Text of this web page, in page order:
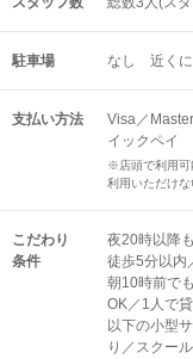
駐車場 なし 近くに
支払い方法
Visa／
イックペイ
※店頭で利用可
利用いただけな
こだわり
条件
夜20時以降
徒歩5分以内
朝10時前で
OK／1人で
以下の小型
り／スクー